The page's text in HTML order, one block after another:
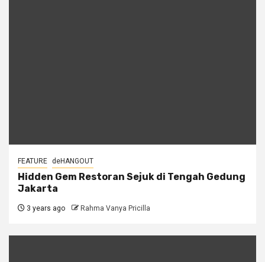
FEATURE deHANGOUT
Hidden Gem Restoran Sejuk di Tengah Gedung
Jakarta
3 years ago Rahma Vanya Pricilla